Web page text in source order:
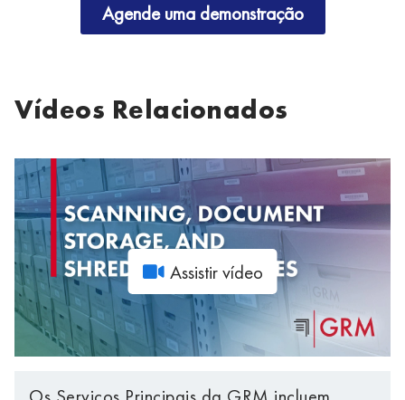
Agende uma demonstração
Vídeos Relacionados
Assistir vídeo